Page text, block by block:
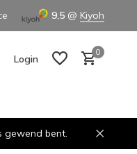
9,5 @ Kiyoh
Login
0
gewend bent.